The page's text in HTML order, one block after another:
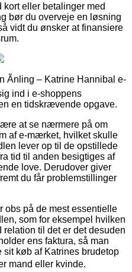
eller betalinger med
bør du overveje en løsning
vidt du ønsker at finansiere
Ãnling – Katrine Hannibal e-
ind i e-shoppens
en tidskrævende opgave.
at se nærmere på om
af e-mærket, hvilket skulle
lever op til de opstillede
tid til anden besigtiges af
love. Derudover giver
du får problemstillinger
obs på de mest essentielle
som for eksempel hvilken
relation til det er det desuden
ens faktura, så man
køb af Katrines brudetop
mand eller kvinde.